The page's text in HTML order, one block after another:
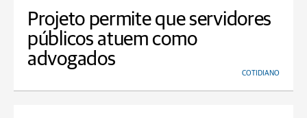
Projeto permite que servidores
públicos atuem como
advogados
COTIDIANO